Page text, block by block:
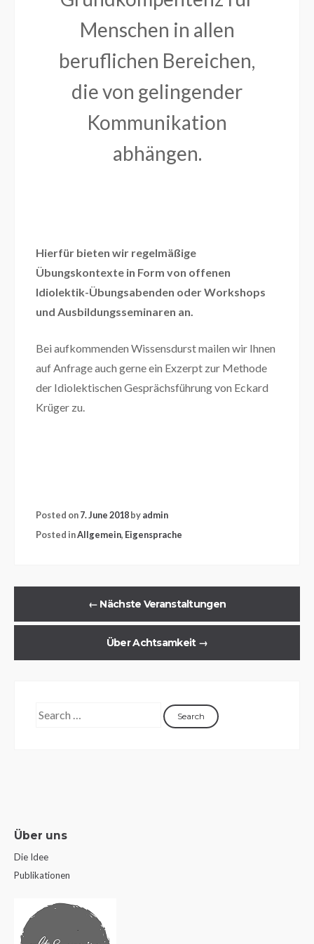
Menschen in allen
beruflichen Bereichen,
die von gelingender
Kommunikation
abhängen.
Hierfür bieten wir regelmäßige
Übungskontexte in Form von offenen
Idiolektik-Übungsabenden oder Workshops
und Ausbildungsseminaren an.
Bei aufkommenden Wissensdurst mailen wir Ihnen
auf Anfrage auch gerne ein Exzerpt zur Methode
der Idiolektischen Gesprächsführung von Eckard
Krüger zu.
Posted on7. June 2018byadmin
Posted inAllgemein, Eigensprache
← Nächste Veranstaltungen
Über Achtsamkeit →
Über uns
Die Idee
Publikationen